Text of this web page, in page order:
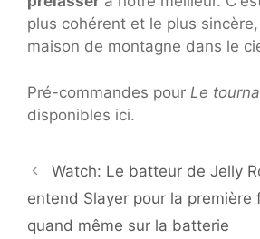
plus cohérent et le plus
maison de montagne dans le
Pré-commandes pour Le
disponibles ici.
Watch: Le batteur de Jelly
entend Slayer pour la première
quand même sur la batterie